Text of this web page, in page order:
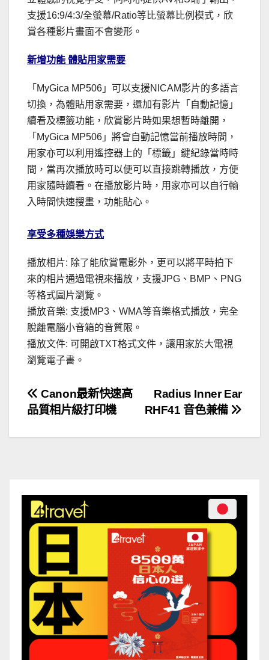
支援16:9/4:3/全螢幕/Ratio等比螢幕比例模式，欣
賞各種影片畫面不會變形。
新增功能 體貼用家需要
「MyGica MP506」可以支援NICAM影片的多語言
切換，為體貼用家需要，還加有影片「自動記憶」
續看及標籤功能，欣賞影片時如果想暫時離開，
「MyGica MP506」將會自動記憶當前播放時間，
用家亦可以利用遙控器上的「標籤」鍵紀錄當時時
間，當再次播放時可以便可以直接跳轉播放，方便
用家隨時續看。在播放影片時，用家亦可以自行輸
入時間快速搜畫，功能貼心。
享受多種娛樂方式
播放相片: 除了能欣賞電影外，更可以將平時拍下
來的相片通過電視來播放，支援JPG、BMP、PNG
等格式圖片瀏覽。
播放音樂: 支援MP3、WMA等音樂格式播放，完全
脫離電腦小音箱的音質限。
播放文件: 可開啟TXT格式文件，讓用家於大電視
瀏覽電子書。
文
章
Radius Inner Ear
RHF41 音色兼備
Canon最新快速高
品質相片級打印機